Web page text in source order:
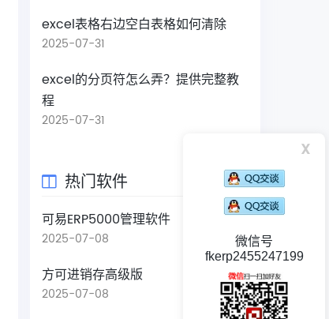
excel表格右边空白表格如何清除
2025-07-31
excel的分页符怎么弄？提供完整教
程
2025-07-31
热门软件
可易ERP5000管理软件
2025-07-08
方可进销存高级版
2025-07-08
x
微信号
fkerp2455247199